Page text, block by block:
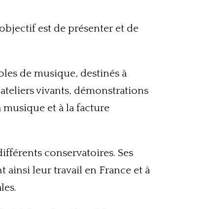
est de présenter et de
de musique, destinés à
vivants, démonstrations
et à la facture
conservatoires. Ses
ainsi leur travail en France et à